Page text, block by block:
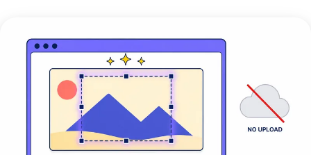
sie bewegst. Der ganze Zuschnitt läuft
auf deinem eigenen Rechner, also
bleibt das Foto bei dir und nichts wird
an einen Server gesendet. Zuschneiden
wählt nur, welche Punkte bleiben, also
behält der Rest seine ursprüngliche
zuschneiden